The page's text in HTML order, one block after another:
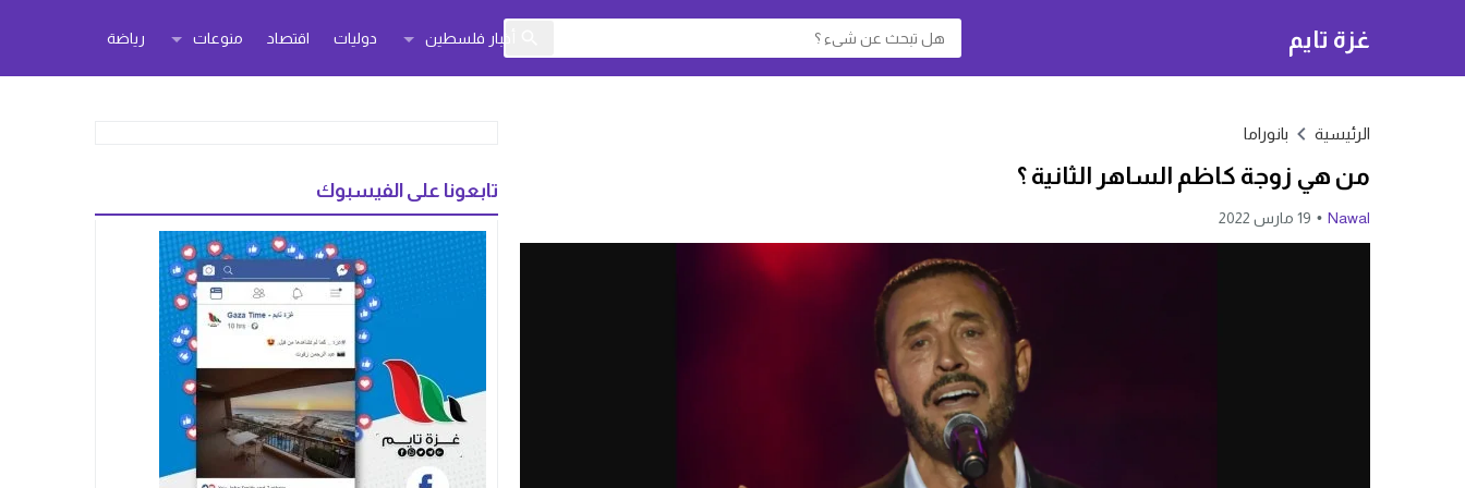
غزة تايم أخبار فلسطين دوليات اقتصاد منوعات رياضة
الرئيسية بانوراما
من هي زوجة كاظم الساهر الثانية ؟
Nawal 19 مارس 2022
تابعونا على الفيسبوك